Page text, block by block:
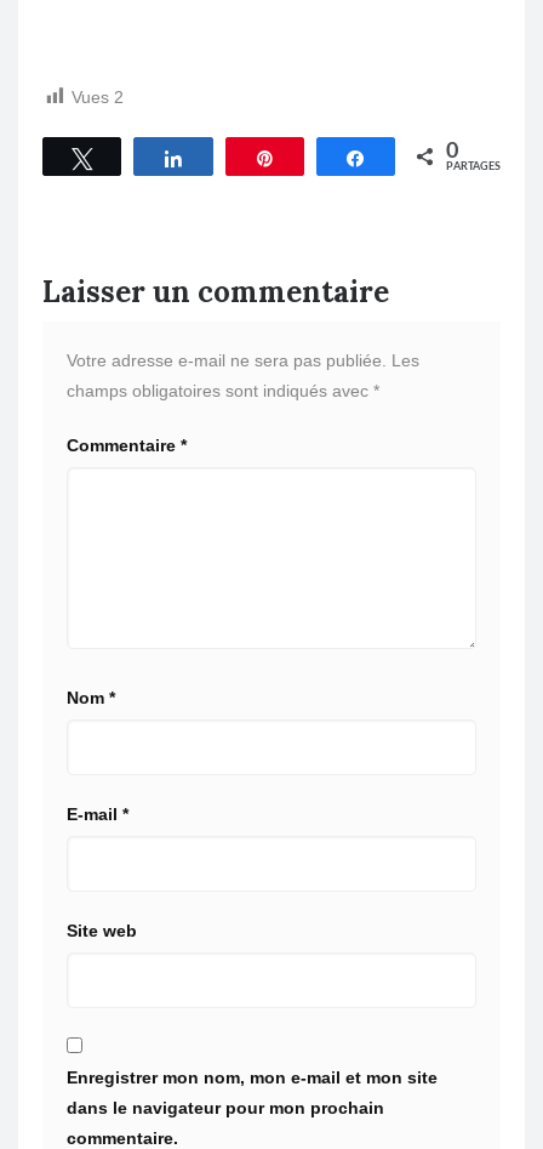
Vues 2
Tweetez Partagez Partagez 0
PARTAGES
Laisser un commentaire
Votre adresse e-mail ne sera pas publiée.
Les
champs obligatoires sont indiqués avec *
Commentaire *
Nom *
E-mail *
Site web
Enregistrer mon nom, mon e-mail et mon site
dans le navigateur pour mon prochain
commentaire.